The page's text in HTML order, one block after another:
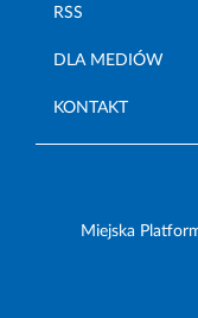
RSS
DLA MEDIÓW
KONTAKT
Miejska